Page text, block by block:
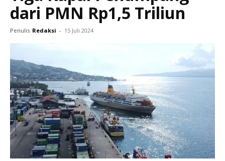
dari PMN Rp1,5 Triliun
Penulis Redaksi - 15 Juli 2024